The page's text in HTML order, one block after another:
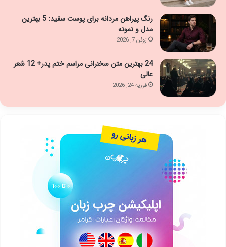
رنگ پیراهن مردانه برای پوست سفید: 5 بهترین
مدل و نمونه
ژوئن 7, 2026
24 بهترین متن سخنرانی مراسم ختم پدر+ 12 شعر
عالی
فوریه 24, 2026